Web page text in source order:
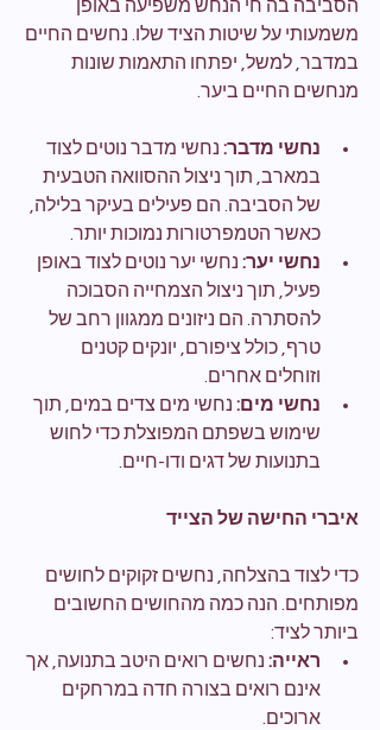
הסביבה בה חי הנחש משפיעה באופן
משמעותי על שיטות הציד שלו. נחשים החיים
במדבר, למשל, יפתחו התאמות שונות
מנחשים החיים ביער.
נחשי מדבר: נחשי מדבר נוטים לצוד
במארב, תוך ניצול ההסוואה הטבעית
של הסביבה. הם פעילים בעיקר בלילה,
כאשר הטמפרטורות נמוכות יותר.
נחשי יער: נחשי יער נוטים לצוד באופן
פעיל, תוך ניצול הצמחייה הסבוכה
להסתרה. הם ניזונים ממגוון רחב של
טרף, כולל ציפורם, יונקים קטנים
וזוחלים אחרים.
נחשי מים: נחשי מים צדים במים, תוך
שימוש בשפתם המפוצלת כדי לחוש
בתנועות של דגים ודו-חיים.
איברי החישה של הצייד
כדי לצוד בהצלחה, נחשים זקוקים לחושים
מפותחים. הנה כמה מהחושים החשובים
ביותר לציד:
ראייה: נחשים רואים היטב בתנועה, אך
אינם רואים בצורה חדה במרחקים
ארוכים.